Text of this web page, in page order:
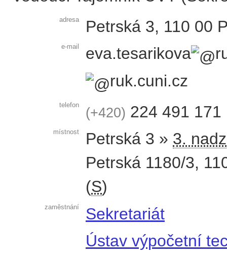
adresa Petrská 3, 110 00
e-mail eva.tesarikova
ruk.cuni.cz
telefon +420 224 491 171
místnost Petrská 3 » 3.
Petrská 1180/3,
(S)
zaměstnání
Sekretariát
Ústav výpočetní